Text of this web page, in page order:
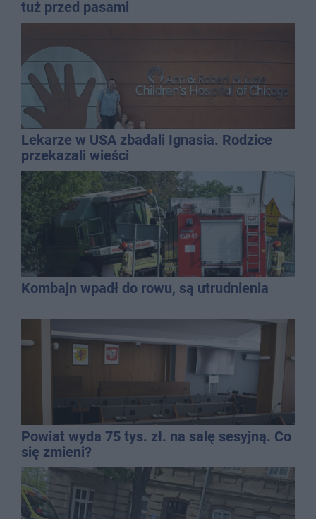
tuż przed pasami
Lekarze w USA zbadali Ignasia. Rodzice
przekazali wieści
Kombajn wpadł do rowu, są utrudnienia
Powiat wyda 75 tys. zł. na salę sesyjną. Co
się zmieni?